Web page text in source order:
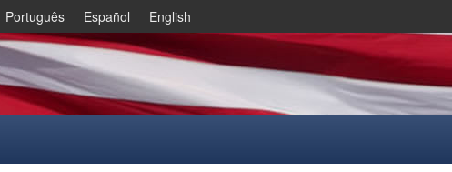
Português Español English